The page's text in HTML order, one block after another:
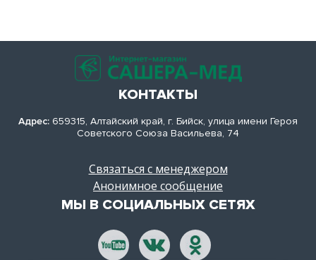
КОНТАКТЫ
Адрес: 659315, Алтайский край, г. Бийск, улица имени Героя
Советского Союза Васильева, 74
Связаться с менеджером
Анонимное сообщение
МЫ В СОЦИАЛЬНЫХ СЕТЯХ